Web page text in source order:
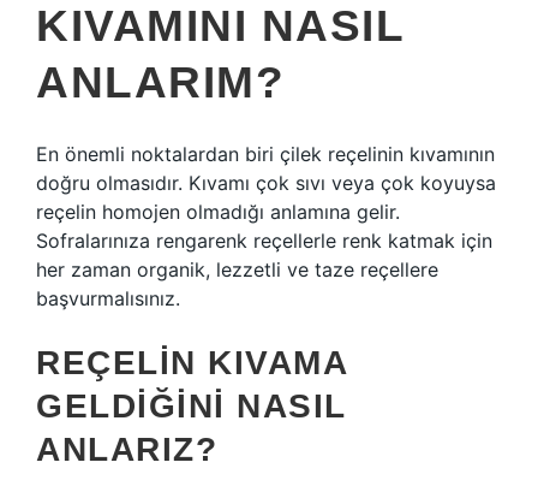
KIVAMINI NASIL
ANLARIM?
En önemli noktalardan biri çilek reçelinin kıvamının
doğru olmasıdır. Kıvamı çok sıvı veya çok koyuysa
reçelin homojen olmadığı anlamına gelir.
Sofralarınıza rengarenk reçellerle renk katmak için
her zaman organik, lezzetli ve taze reçellere
başvurmalısınız.
REÇELIN KIVAMA
GELDIĞINI NASIL
ANLARIZ?